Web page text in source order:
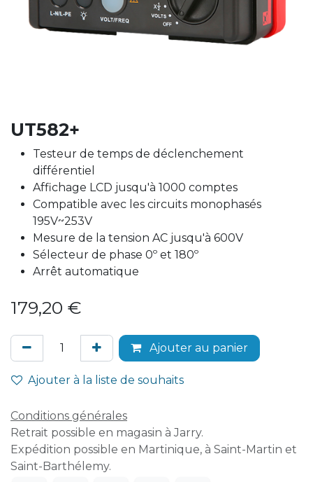
UT582+
Testeur de temps de déclenchement
différentiel
Affichage LCD jusqu'à 1000 comptes
Compatible avec les circuits monophasés
195V~253V
Mesure de la tension AC jusqu'à 600V
Sélecteur de phase 0º et 180º
Arrêt automatique
179,20 €
Ajouter au panier
Ajouter à la liste de souhaits
Conditions générales
Retrait possible en magasin à Jarry.
Expédition possible en Martinique, à Saint-Martin et
Saint-Barthélemy.